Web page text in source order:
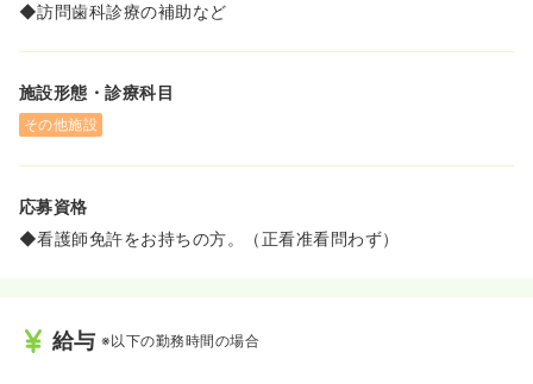
◆訪問歯科診療の補助など
施設形態・診療科目
その他施設
応募資格
◆看護師免許をお持ちの方。（正看准看問わず）
給与 ※以下の勤務時間の場合